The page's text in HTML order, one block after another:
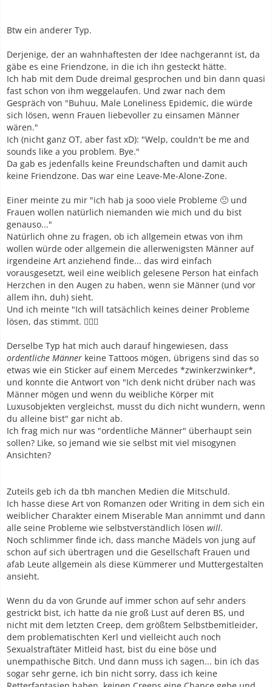
Btw ein anderer Typ.
Derjenige, der an wahnhaftesten der Idee nachgerannt ist, da
gäbe es eine Friendzone, in die ich ihn gesteckt hätte.
Ich hab mit dem Dude dreimal gesprochen und bin dann quasi
fast schon von ihm weggelaufen. Und zwar nach dem
Gespräch von "Buhuu, Male Loneliness Epidemic, die würde
sich lösen, wenn Frauen liebevoller zu einsamen Männer
wären."
Ich (nicht ganz OT, aber fast xD): "Welp, couldn't be me and
sounds like a you problem. Bye."
Da gab es jedenfalls keine Freundschaften und damit auch
keine Friendzone. Das war eine Leave-Me-Alone-Zone.
Einer meinte zu mir "ich hab ja sooo viele Probleme 🙁 und
Frauen wollen natürlich niemanden wie mich und du bist
genauso..."
Natürlich ohne zu fragen, ob ich allgemein etwas von ihm
wollen würde oder allgemein die allerwenigsten Männer auf
irgendeine Art anziehend finde... das wird einfach
vorausgesetzt, weil eine weiblich gelesene Person hat einfach
Herzchen in den Augen zu haben, wenn sie Männer (und vor
allem ihn, duh) sieht.
Und ich meinte "Ich will tatsächlich keines deiner Probleme
lösen, das stimmt. 🤷🏻‍♀️
Derselbe Typ hat mich auch darauf hingewiesen, dass
ordentliche Männer keine Tattoos mögen, übrigens sind das so
etwas wie ein Sticker auf einem Mercedes *zwinkerzwinker*,
und konnte die Antwort von "Ich denk nicht drüber nach was
Männer mögen und wenn du weibliche Körper mit
Luxusobjekten vergleichst, musst du dich nicht wundern, wenn
du alleine bist" gar nicht ab.
Ich frag mich nur was "ordentliche Männer" überhaupt sein
sollen? Like, so jemand wie sie selbst mit viel misogynen
Ansichten?
Zuteils geb ich da tbh manchen Medien die Mitschuld.
Ich hasse diese Art von Romanzen oder Writing in dem sich ein
weiblicher Charakter einem Miserable Man annimmt und dann
alle seine Probleme wie selbstverständlich lösen will.
Noch schlimmer finde ich, dass manche Mädels von jung auf
schon auf sich übertragen und die Gesellschaft Frauen und
afab Leute allgemein als diese Kümmerer und Muttergestalten
ansieht.
Wenn du da von Grunde auf immer schon auf sehr anders
gestrickt bist, ich hatte da nie groß Lust auf deren BS, und
nicht mit dem letzten Creep, dem größtem Selbstbemitleider,
dem problematischten Kerl und vielleicht auch noch
Sexualstraftäter Mitleid hast, bist du eine böse und
unempathische Bitch. Und dann muss ich sagen... bin ich das
sogar sehr gerne, ich bin nicht sorry, dass ich keine